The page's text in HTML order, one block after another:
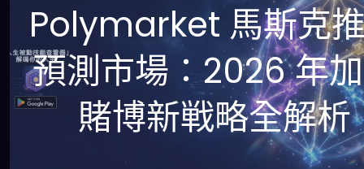
Polymarket 馬斯克
預測市場：2026 年
賭博新戦略全解析